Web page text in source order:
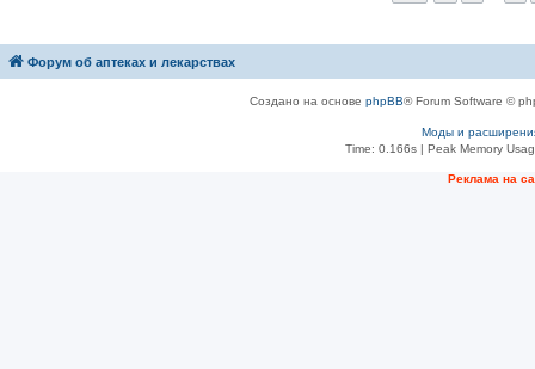
Форум об аптеках и лекарствах
Создано на основе phpBB® Forum Software ©
Моды и
Time: 0.166s| Peak Memory
Рeклама на